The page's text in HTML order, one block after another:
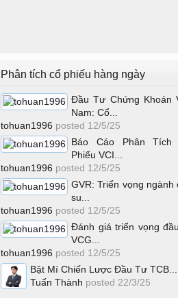
Phân tích cổ phiếu hàng ngày
Đầu Tư Chứng Khoán
Nam: Cổ...
tohuan1996 posted 12/5/25
Báo Cáo Phân Tích
Phiếu VCI...
tohuan1996 posted 12/5/25
GVR: Triển vọng ngành
su...
tohuan1996 posted 12/5/25
Đánh giá triển vọng
VCG...
tohuan1996 posted 12/5/25
Bật Mí Chiến Lược Đầu Tư TCB...
Tuấn Thành posted 22/3/25